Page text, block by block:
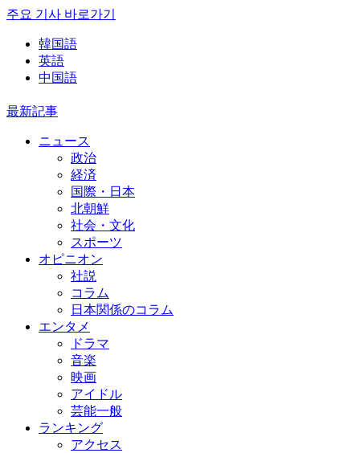
주요 기사 바로가기
韓国語
英語
中国語
最新記事
ニュース
政治
経済
国際・日本
北朝鮮
社会・文化
スポーツ
オピニオン
社説
コラム
日本関係のコラム
エンタメ
ドラマ
音楽
映画
アイドル
芸能一般
ランキング
アクセス